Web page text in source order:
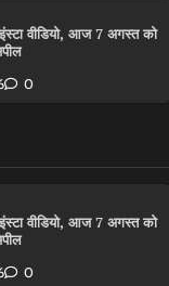
वीडियो, आज 7 अगस्त को
0
वीडियो, आज 7 अगस्त को
0